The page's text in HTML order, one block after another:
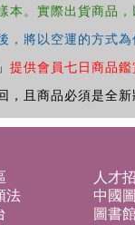
。實際出貨商品
將以空運的方式
提供會員七日商品鑑
且商品必須是全
人才
法 中國
圖書